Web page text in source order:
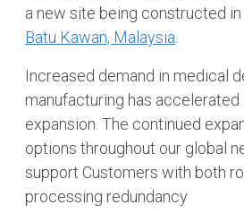
a new site being constructed in
Batu Kawan, Malaysia
Increased demand in medical
manufacturing has accelerated
expansion. The continued
options throughout our global
support Customers with both
processing redundancy